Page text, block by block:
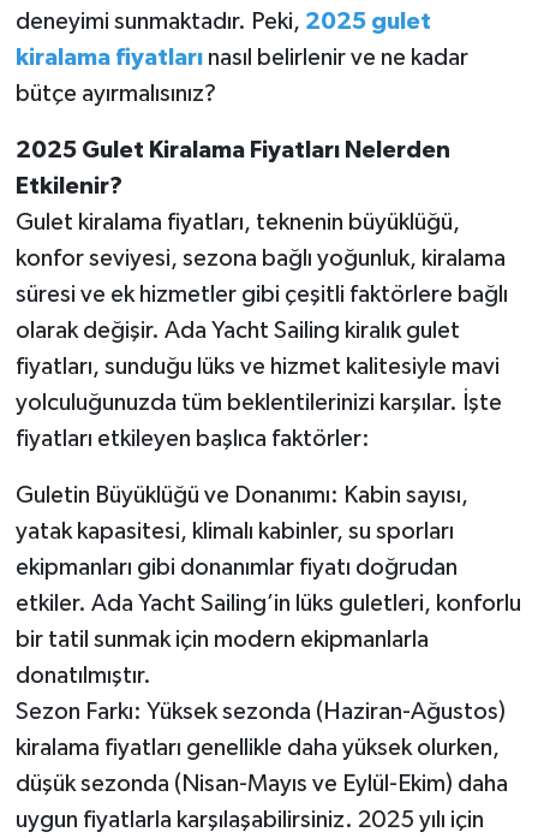
deneyimi sunmaktadır. Peki, 2025 gulet
kiralama fiyatları nasıl belirlenir ve ne kadar
bütçe ayırmalısınız?
2025 Gulet Kiralama Fiyatları Nelerden
Etkilenir?
Gulet kiralama fiyatları, teknenin büyüklüğü,
konfor seviyesi, sezona bağlı yoğunluk, kiralama
süresi ve ek hizmetler gibi çeşitli faktörlere bağlı
olarak değişir. Ada Yacht Sailing kiralık gulet
fiyatları, sunduğu lüks ve hizmet kalitesiyle mavi
yolculuğunuzda tüm beklentilerinizi karşılar. İşte
fiyatları etkileyen başlıca faktörler:
Guletin Büyüklüğü ve Donanımı: Kabin sayısı,
yatak kapasitesi, klimalı kabinler, su sporları
ekipmanları gibi donanımlar fiyatı doğrudan
etkiler. Ada Yacht Sailing’in lüks guletleri, konforlu
bir tatil sunmak için modern ekipmanlarla
donatılmıştır.
Sezon Farkı: Yüksek sezonda (Haziran-Ağustos)
kiralama fiyatları genellikle daha yüksek olurken,
düşük sezonda (Nisan-Mayıs ve Eylül-Ekim) daha
uygun fiyatlarla karşılaşabilirsiniz. 2025 yılı için
MEDYA
SEÇİM 2011
ÜÇÜNCÜ SAYFA
BİLİMNET
Yemek
SİVİL TOPLUM
SEÇİM 2014
KİM KİMDİR
ÇEK GÖNDER
KİTAP
HEDEF2020
OTOMOBİL
MİZAH
TARİH